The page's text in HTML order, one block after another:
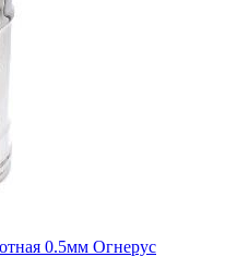
0.5мм Огнерус